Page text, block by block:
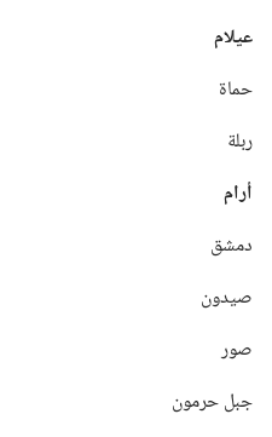
عيلام
حماة
ربلة
أرام
دمشق
صيدون
صور
جبل حرمون